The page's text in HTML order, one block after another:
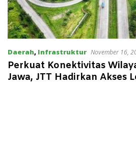
Daerah, Infrastruktur November 16,
Perkuat Konektivitas
Jawa, JTT Hadirkan Akses